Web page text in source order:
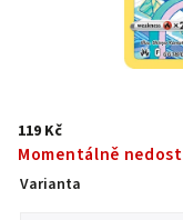
119 Kč
Momentálně
Varianta